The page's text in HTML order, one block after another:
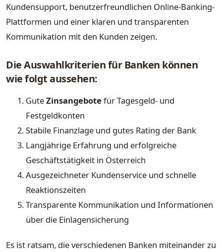
Kundensupport, benutzerfreundlichen Online-Banking-
Plattformen und einer klaren und transparenten
Kommunikation mit den Kunden zeigen.
Die Auswahlkriterien für Banken können
wie folgt aussehen:
GuteZinsangebote für Tagesgeld- und
Festgeldkonten
Stabile Finanzlage und gutes Rating der Bank
Langjährige Erfahrung und erfolgreiche
Geschäftstätigkeit in Österreich
Ausgezeichneter Kundenservice und schnelle
Reaktionszeiten
Transparente Kommunikation und Informationen
über die Einlagensicherung
Es ist ratsam, die verschiedenen Banken miteinander zu